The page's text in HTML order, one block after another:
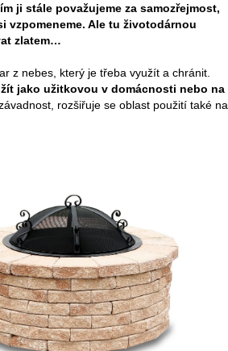
ji stále považujeme za samozřejmost,
vzpomeneme. Ale tu životodárnou
zlatem…
z nebes, který je třeba využít a chránit.
jako užitkovou v domácnosti nebo na
rozšiřuje se oblast použití také na